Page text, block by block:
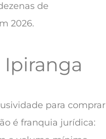
de
2026.
para comprar
é franquia jurídica: